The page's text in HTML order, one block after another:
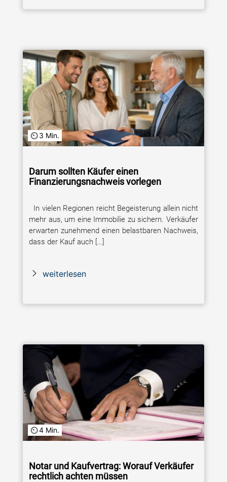
3 Min.
Darum sollten Käufer einen
Finanzierungsnachweis vorlegen
In vielen Regionen reicht Begeisterung allein nicht
mehr aus, um eine Immobilie zu sichern. Verkäufer
erwarten zunehmend einen belastbaren Nachweis,
dass der Kauf auch […]
weiterlesen
4 Min.
Notar und Kaufvertrag: Worauf Verkäufer
rechtlich achten müssen